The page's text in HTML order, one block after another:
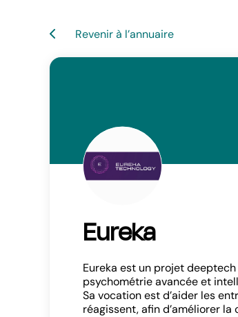
Revenir à l’annuaire
Eureka
Eureka est un projet
psychométrie avancée et
Sa vocation est d’aider les
réagissent, afin d’améliorer